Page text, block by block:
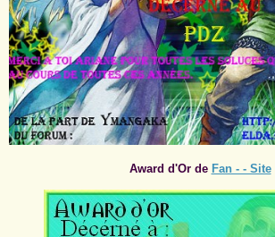
Award d'Or de Fan - - Site